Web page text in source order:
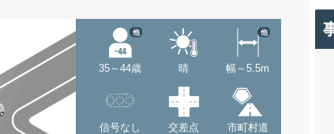
35～44歳
他
晴 幅～5.5m
他
信号なし 交差点 市町村道